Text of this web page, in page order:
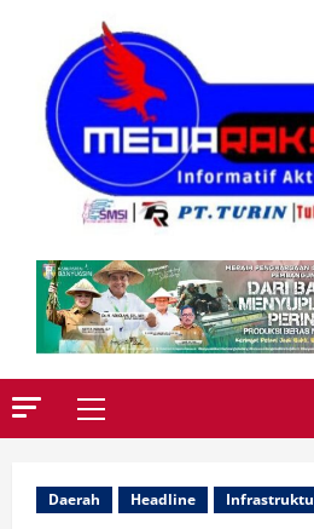
Primary
Daerah Headline